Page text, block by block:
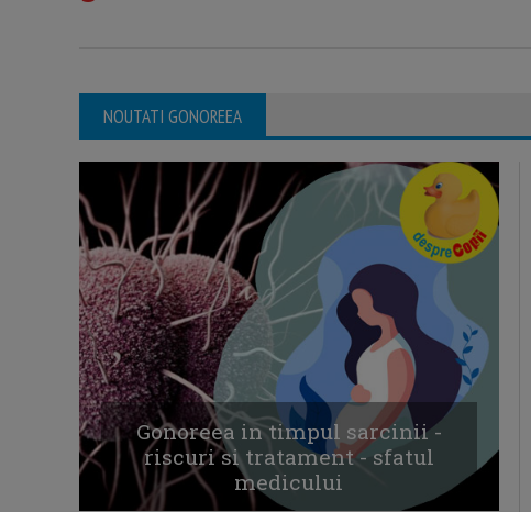
NOUTATI GONOREEA
Gonoreea in timpul sarcinii -
riscuri si tratament - sfatul
medicului